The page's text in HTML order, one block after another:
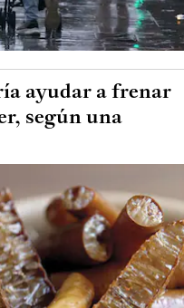
ayudar a frenar
según una